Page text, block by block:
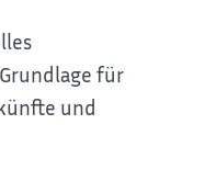
für
und